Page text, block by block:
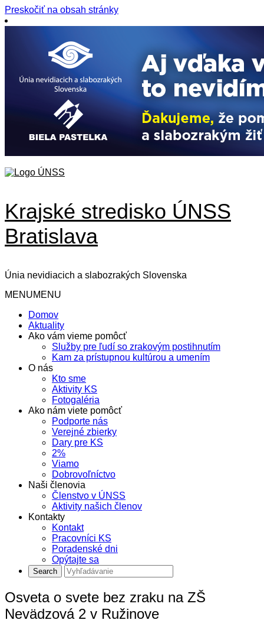
Preskočiť na obsah stránky
Krajské stredisko ÚNSS
Bratislava
Únia nevidiacich a slabozrakých Slovenska
MENUMENU
Domov
Aktuality
Ako vám vieme pomôcť
Služby pre ľudí so zrakovým postihnutím
Kam za prístupnou kultúrou a umením
O nás
Kto sme
Aktivity KS
Fotogaléria
Ako nám viete pomôcť
Podporte nás
Verejné zbierky
Dary pre KS
2%
Viamo
Dobrovoľníctvo
Naši členovia
Členstvo v ÚNSS
Aktivity našich členov
Kontakty
Kontakt
Pracovníci KS
Poradenské dni
Opýtajte sa
Osveta o svete bez zraku na ZŠ
Nevädzová 2 v Ružinove